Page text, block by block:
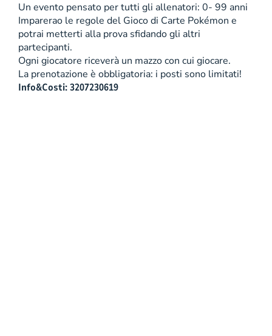
Un evento pensato per tutti gli allenatori: 0- 99 anni
Imparerao le regole del Gioco di Carte Pokémon e
potrai metterti alla prova sfidando gli altri
partecipanti.
Ogni giocatore riceverà un mazzo con cui giocare.
La prenotazione è obbligatoria: i posti sono limitati!
Info&Costi: 3207230619